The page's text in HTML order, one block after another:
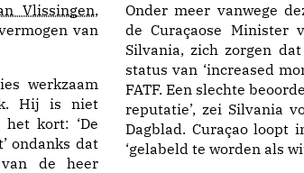
Vlissingen,
van
werkzaam
Hij is niet
kort: ‘De
ondanks dat
van de heer
Onder meer vanwege
de Curaçaose Minister
Silvania, zich zorgen
status van ‘increased
FATF. Een slechte
reputatie’, zei Silvania
Dagblad. Curaçao loopt
‘gelabeld te worden als